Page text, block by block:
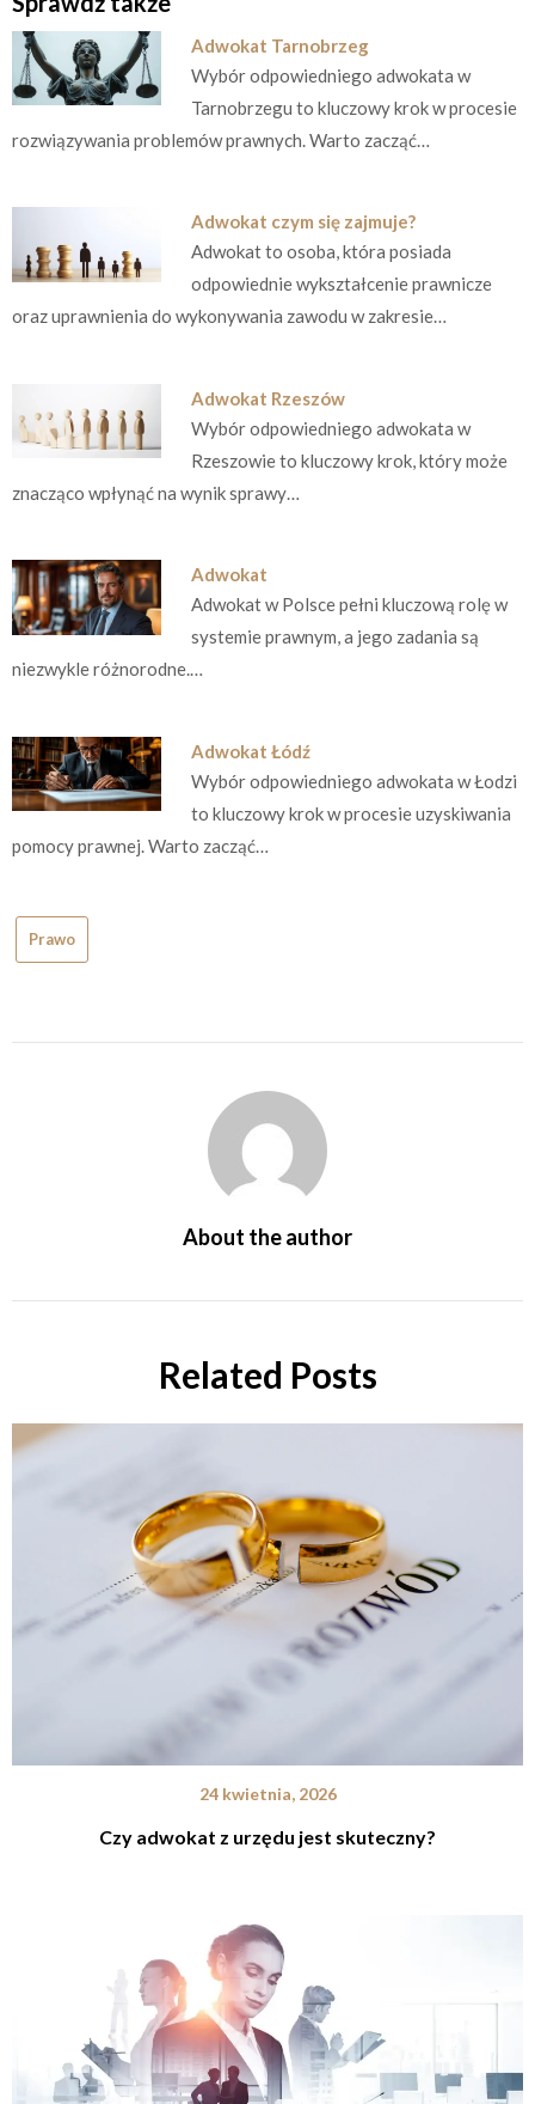
Adwokat Tarnobrzeg
Wybór odpowiedniego adwokata w
Tarnobrzegu to kluczowy krok w procesie
rozwiązywania problemów prawnych. Warto zacząć…
Adwokat czym się zajmuje?
Adwokat to osoba, która posiada
odpowiednie wykształcenie prawnicze
oraz uprawnienia do wykonywania zawodu w zakresie…
Adwokat Rzeszów
Wybór odpowiedniego adwokata w
Rzeszowie to kluczowy krok, który może
znacząco wpłynąć na wynik sprawy…
Adwokat
Adwokat w Polsce pełni kluczową rolę w
systemie prawnym, a jego zadania są
niezwykle różnorodne.…
Adwokat Łódź
Wybór odpowiedniego adwokata w Łodzi
to kluczowy krok w procesie uzyskiwania
pomocy prawnej. Warto zacząć…
Prawo
About the author
Related Posts
24 kwietnia, 2026
Czy adwokat z urzędu jest skuteczny?